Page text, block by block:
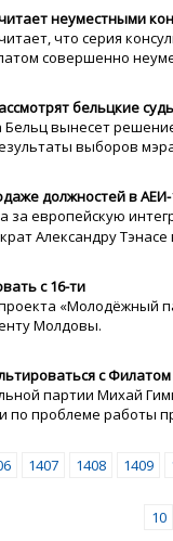
неуместными
что серия
совершенно
бельцкие
Бельц вынесет
выборов
должностей в АЕИ-
за европейскую
Александру
с 16-ти
«Молодёжный
Молдовы.
с Филатом
партии Михай
по проблеме работы
1407 1408 1409
10